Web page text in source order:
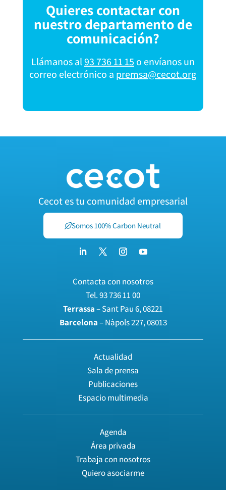
Quieres contactar con
nuestro departamento de
comunicación?
Llámanos al93 736 11 15 o envíanos un
correo electrónico a premsa@cecot.org
Cecot es tu comunidad empresarial
Somos 100% Carbon Neutral
Contacta con nosotros
Tel.93 736 11 00
Terrassa– Sant Pau 6, 08221
Barcelona– Nàpols 227, 08013
Actualidad
Sala de prensa
Publicaciones
Espacio multimedia
Agenda
Área privada
Trabaja con nosotros
Quiero asociarme